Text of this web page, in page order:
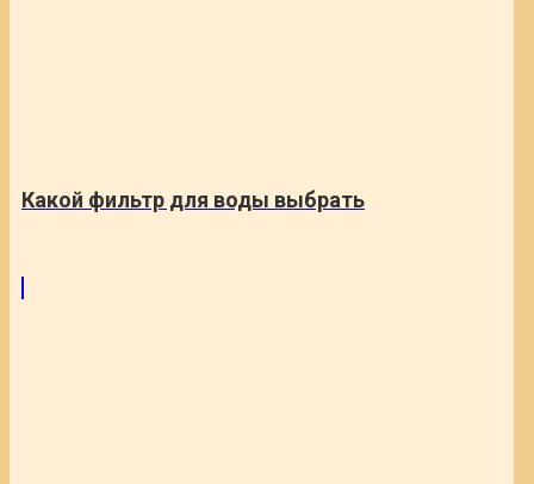
Какой фильтр для воды выбрать